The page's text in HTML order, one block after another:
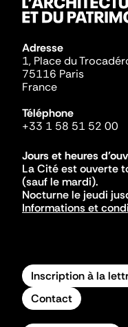
Adresse
1, Place du
75116 Paris
France
Téléphone
+33 1 58 51 52 00
Jours et heures
La Cité est ouverte
(sauf le mardi).
Nocturne le jeudi
Informations et
Inscription à la
Contact